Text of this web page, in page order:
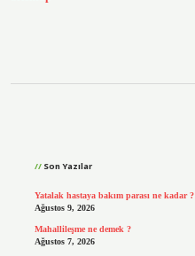
Son Yazılar
Yatalak hastaya bakım parası ne kadar ?
Ağustos 9, 2026
Mahallileşme ne demek ?
Ağustos 7, 2026